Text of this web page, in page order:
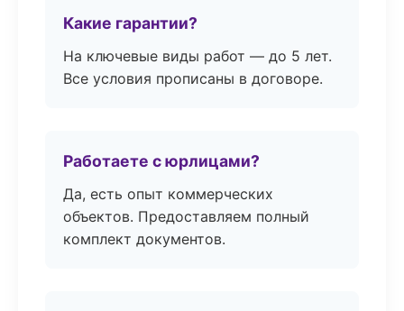
Какие гарантии?
На ключевые виды работ — до 5 лет.
Все условия прописаны в договоре.
Работаете с юрлицами?
Да, есть опыт коммерческих
объектов. Предоставляем полный
комплект документов.